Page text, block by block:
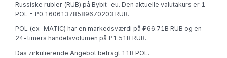
Russiske rubler (RUB) på Bybit-eu. Den aktuelle valutakurs er 1
POL = ₽0.16061378589670203 RUB.
POL (ex-MATIC) har en markedsværdi på ₽66.71B RUB og en
24-timers handelsvolumen på ₽1.51B RUB.
Das zirkulierende Angebot beträgt 11B POL.